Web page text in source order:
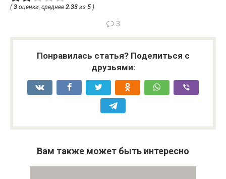
( 3 оценки, среднее 2.33 из 5 )
3
Понравилась статья? Поделиться с
друзьями:
Вам также может быть интересно